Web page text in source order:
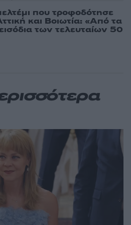
που τροφοδότησε
και Βοιωτία: «Από τα
των τελευταίων 50